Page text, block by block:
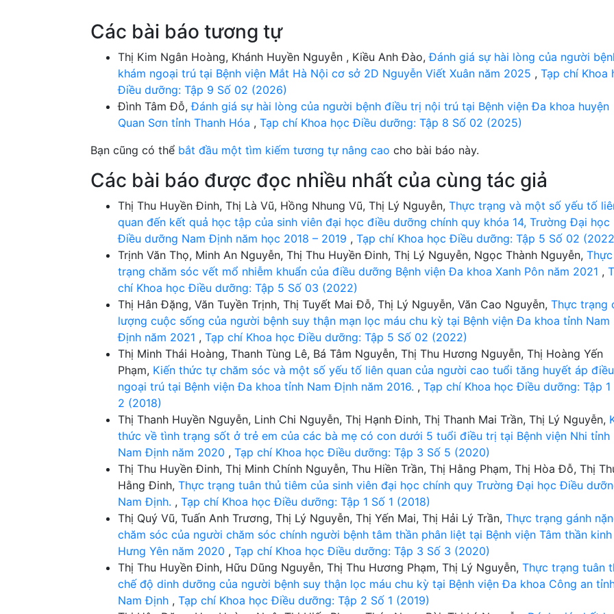
Các bài báo tương tự
Thị Kim Ngân Hoàng, Khánh Huyền Nguyễn , Kiều Anh Đào,Đánh giá sự hài lòng của người
khám ngoại trú tại Bệnh viện Mắt Hà Nội cơ sở 2D Nguyễn Viết Xuân năm 2025 , Tạp chí Khoa
Điều dưỡng: Tập 9 Số 02 (2026)
Đình Tâm Đỗ,Đánh giá sự hài lòng của người bệnh điều trị nội trú tại Bệnh viện Đa khoa huyện
Quan Sơn tỉnh Thanh Hóa , Tạp chí Khoa học Điều dưỡng: Tập 8 Số 02 (2025)
Bạn cũng có thể bắt đầu một tìm kiếm tương tự nâng cao cho bài báo này.
Các bài báo được đọc nhiều nhất của cùng tác giả
Thị Thu Huyền Đinh, Thị Là Vũ, Hồng Nhung Vũ, Thị Lý Nguyễn, Thực trạng và một số yếu tố
quan đến kết quả học tập của sinh viên đại học điều dưỡng chính quy khóa 14, Trường Đại học
Điều dưỡng Nam Định năm học 2018 – 2019 , Tạp chí Khoa học Điều dưỡng: Tập 5 Số 02
Trịnh Văn Thọ, Minh An Nguyễn, Thị Thu Huyền Đinh, Thị Lý Nguyễn, Ngọc Thành Nguyễn, Thực
trạng chăm sóc vết mổ nhiễm khuẩn của điều dưỡng Bệnh viện Đa khoa Xanh Pôn năm 2021 ,
chí Khoa học Điều dưỡng: Tập 5 Số 03 (2022)
Thị Hân Đặng, Văn Tuyền Trịnh, Thị Tuyết Mai Đỗ, Thị Lý Nguyễn, Văn Cao Nguyễn, Thực trạng
lượng cuộc sống của người bệnh suy thận mạn lọc máu chu kỳ tại Bệnh viện Đa khoa tỉnh Nam
Định năm 2021 , Tạp chí Khoa học Điều dưỡng: Tập 5 Số 02 (2022)
Thị Minh Thái Hoàng, Thanh Tùng Lê, Bá Tâm Nguyễn, Thị Thu Hương Nguyễn, Thị Hoàng Yến
Phạm, Kiến thức tự chăm sóc và một số yếu tố liên quan của người cao tuổi tăng huyết áp
ngoại trú tại Bệnh viện Đa khoa tỉnh Nam Định năm 2016. , Tạp chí Khoa học Điều dưỡng: Tập 1
2 (2018)
Thị Thanh Huyền Nguyễn, Linh Chi Nguyễn, Thị Hạnh Đinh, Thị Thanh Mai Trần, Thị Lý Nguyễn,
thức về tình trạng sốt ở trẻ em của các bà mẹ có con dưới 5 tuổi điều trị tại Bệnh viện Nhi tỉnh
Nam Định năm 2020 , Tạp chí Khoa học Điều dưỡng: Tập 3 Số 5 (2020)
Thị Thu Huyền Đinh, Thị Minh Chính Nguyễn, Thu Hiền Trần, Thị Hằng Phạm, Thị Hòa Đỗ, Thị
Hằng Đinh, Thực trạng tuân thủ tiêm của sinh viên đại học chính quy Trường Đại học Điều
Nam Định. , Tạp chí Khoa học Điều dưỡng: Tập 1 Số 1 (2018)
Thị Quý Vũ, Tuấn Anh Trương, Thị Lý Nguyễn, Thị Yến Mai, Thị Hải Lý Trần, Thực trạng gánh
chăm sóc của người chăm sóc chính người bệnh tâm thần phân liệt tại Bệnh viện Tâm thần kinh
Hưng Yên năm 2020 , Tạp chí Khoa học Điều dưỡng: Tập 3 Số 3 (2020)
Thị Thu Huyền Đinh, Hữu Dũng Nguyễn, Thị Thu Hương Phạm, Thị Lý Nguyễn, Thực trạng tuân
chế độ dinh dưỡng của người bệnh suy thận lọc máu chu kỳ tại Bệnh viện Đa khoa Công an
Nam Định , Tạp chí Khoa học Điều dưỡng: Tập 2 Số 1 (2019)